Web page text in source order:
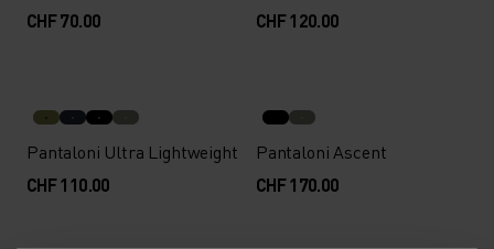
CHF 70.00
CHF 120.00
Pantaloni Ultra Lightweight
CHF 110.00
Pantaloni Ascent
CHF 170.00